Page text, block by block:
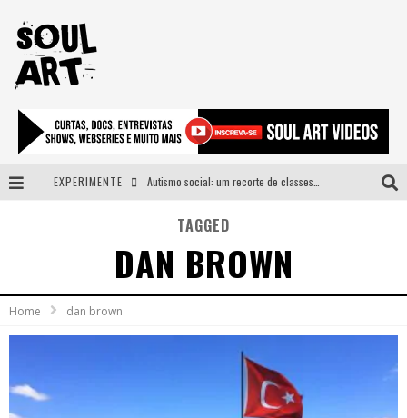
EXPERIMENTE
A subida da rampa é diferente!
Faça o bem! Mas, sem olhar a quem!?
Novo single de Arnaldo Tifu, “De Testa” explora brasilidade em sons, cores e símbolos
TAGGED
DAN BROWN
Home dan brown